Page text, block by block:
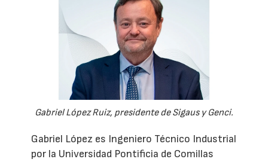
Gabriel López Ruiz, presidente de Sigaus y Genci.
Gabriel López es Ingeniero Técnico Industrial
por la Universidad Pontificia de Comillas